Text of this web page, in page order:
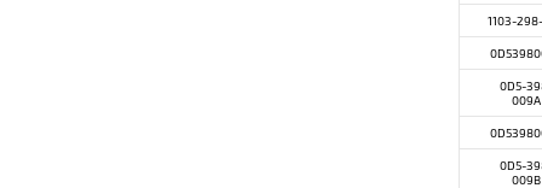
1103-
0D5-
009A
0D5-
009B